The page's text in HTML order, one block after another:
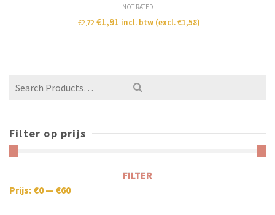
NOT RATED
€2,72 €1,91 incl. btw (excl.€1,58)
Filter op prijs
FILTER
Prijs: €0— €60